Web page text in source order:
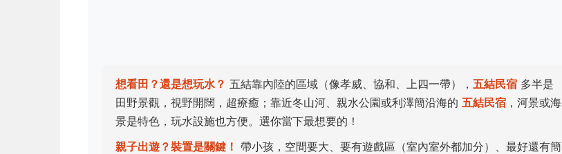
想看田？還是想玩水？ 五結靠內陸的區域（像孝威、協和、上四一帶）， 五結民宿 多半是
田野景觀，視野開闊，超療癒；靠近冬山河、親水公園或利澤簡沿海的 五結民宿 ，河景或海
景是特色，玩水設施也方便。選你當下最想要的！
親子出遊？裝置是關鍵！ 帶小孩，空間要大、要有遊戲區（室內室外都加分）、最好還有簡